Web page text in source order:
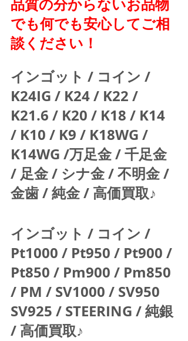
でも何でも安心してご相
談ください！
インゴット / コイン /
K24IG / K24 / K22 /
K21.6 / K20 / K18 / K14
/ K10 / K9 / K18WG /
K14WG /万足金 / 千足金
/ 足金 / シナ金 / 不明金 /
金歯 / 純金 / 高価買取♪
インゴット / コイン /
Pt1000 / Pt950 / Pt900 /
Pt850 / Pm900 / Pm850
/ PM / SV1000 / SV950
SV925 / STEERING / 純銀
/ 高価買取♪